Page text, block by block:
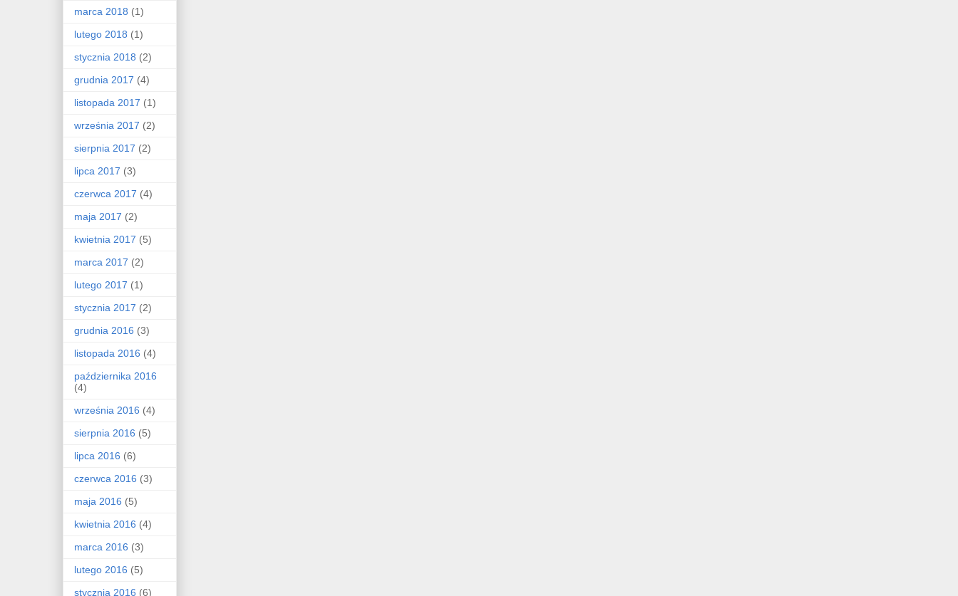
marca 2018 (1)
lutego 2018 (1)
stycznia 2018 (2)
grudnia 2017 (4)
listopada 2017 (1)
września 2017 (2)
sierpnia 2017 (2)
lipca 2017 (3)
czerwca 2017 (4)
maja 2017 (2)
kwietnia 2017 (5)
marca 2017 (2)
lutego 2017 (1)
stycznia 2017 (2)
grudnia 2016 (3)
listopada 2016 (4)
października 2016
(4)
września 2016 (4)
sierpnia 2016 (5)
lipca 2016 (6)
czerwca 2016 (3)
maja 2016 (5)
kwietnia 2016 (4)
marca 2016 (3)
lutego 2016 (5)
stycznia 2016 (6)